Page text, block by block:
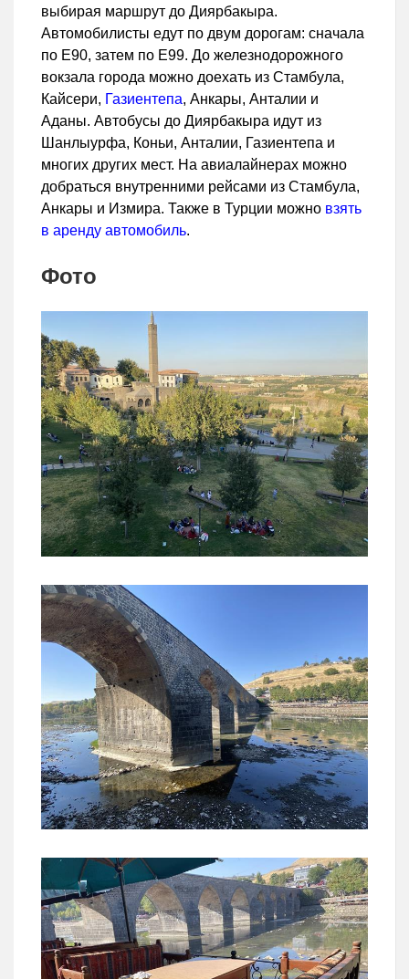
выбирая маршрут до Диярбакыра.
Автомобилисты едут по двум дорогам: сначала
по E90, затем по E99. До железнодорожного
вокзала города можно доехать из Стамбула,
Кайсери, Газиентепа, Анкары, Анталии и
Аданы. Автобусы до Диярбакыра идут из
Шанлыурфа, Коньи, Анталии, Газиентепа и
многих других мест. На авиалайнерах можно
добраться внутренними рейсами из Стамбула,
Анкары и Измира. Также в Турции можно взять
в аренду автомобиль.
Фото